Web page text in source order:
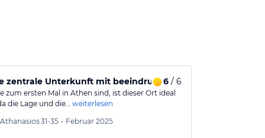
zentrale Unterkunft mit beeindruckender Aussicht auf die
6/ 6
zum ersten Mal in Athen sind, ist dieser Ort ideal
die Lage und die… weiterlesen
Athanasios31-35 • Februar 2025